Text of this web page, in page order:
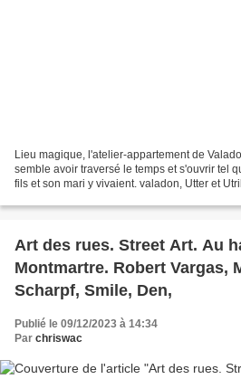
Lieu magique, l'atelier-appartement de
semble avoir traversé le temps et s'ouvrir tel
fils et son mari y vivaient. valadon, Utter et Utrillo autour du
Art des rues. Street Art. Au
Montmartre. Robert Vargas,
Scharpf, Smile, Den,
Publié le 09/12/2023 à 14:34
Par chriswac